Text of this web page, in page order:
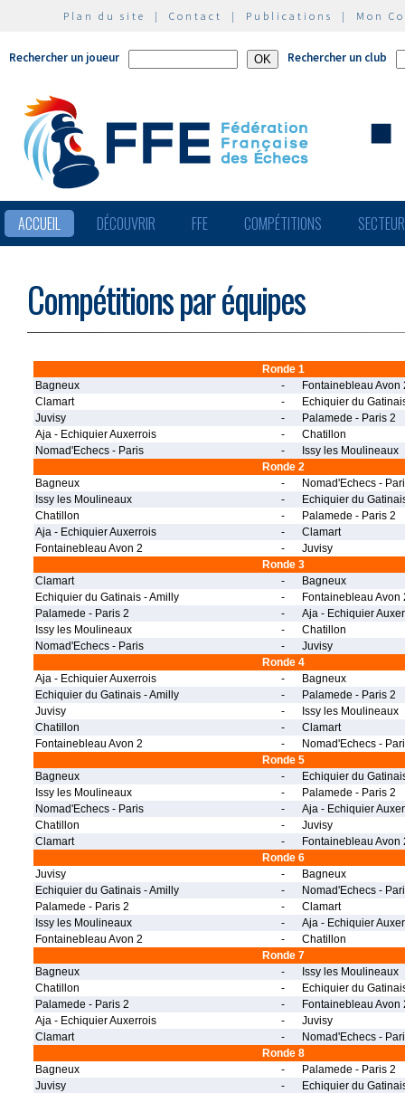
Plan du site | Contact | Publications | Mon
Rechercher un joueur Rechercher un club
ACCUEIL DÉCOUVRIR FFE COMPÉTITIONS
Compétitions par équipes
Ronde 1
Bagneux
-
Fontainebleau Avon
Clamart
-
Echiquier du
Juvisy
-
Palamede - Paris 2
Aja - Echiquier Auxerrois
-
Chatillon
Nomad'Echecs - Paris
-
Issy les Moulineaux
Ronde 2
Bagneux
-
Nomad'Echecs -
Issy les Moulineaux
-
Echiquier du
Chatillon
-
Palamede - Paris 2
Aja - Echiquier Auxerrois
-
Clamart
Fontainebleau Avon 2
-
Juvisy
Ronde 3
Clamart
-
Bagneux
Echiquier du Gatinais - Amilly
-
Fontainebleau Avon
Palamede - Paris 2
-
Aja - Echiquier
Issy les Moulineaux
-
Chatillon
Nomad'Echecs - Paris
-
Juvisy
Ronde 4
Aja - Echiquier Auxerrois
-
Bagneux
Echiquier du Gatinais - Amilly
-
Palamede - Paris 2
Juvisy
-
Issy les Moulineaux
Chatillon
-
Clamart
Fontainebleau Avon 2
-
Nomad'Echecs -
Ronde 5
Bagneux
-
Echiquier du
Issy les Moulineaux
-
Palamede - Paris 2
Nomad'Echecs - Paris
-
Aja - Echiquier
Chatillon
-
Juvisy
Clamart
-
Fontainebleau Avon
Ronde 6
Juvisy
-
Bagneux
Echiquier du Gatinais - Amilly
-
Nomad'Echecs -
Palamede - Paris 2
-
Clamart
Issy les Moulineaux
-
Aja - Echiquier
Fontainebleau Avon 2
-
Chatillon
Ronde 7
Bagneux
-
Issy les Moulineaux
Chatillon
-
Echiquier du
Palamede - Paris 2
-
Fontainebleau Avon
Aja - Echiquier Auxerrois
-
Juvisy
Clamart
-
Nomad'Echecs -
Ronde 8
Bagneux
-
Palamede - Paris 2
Juvisy
-
Echiquier du